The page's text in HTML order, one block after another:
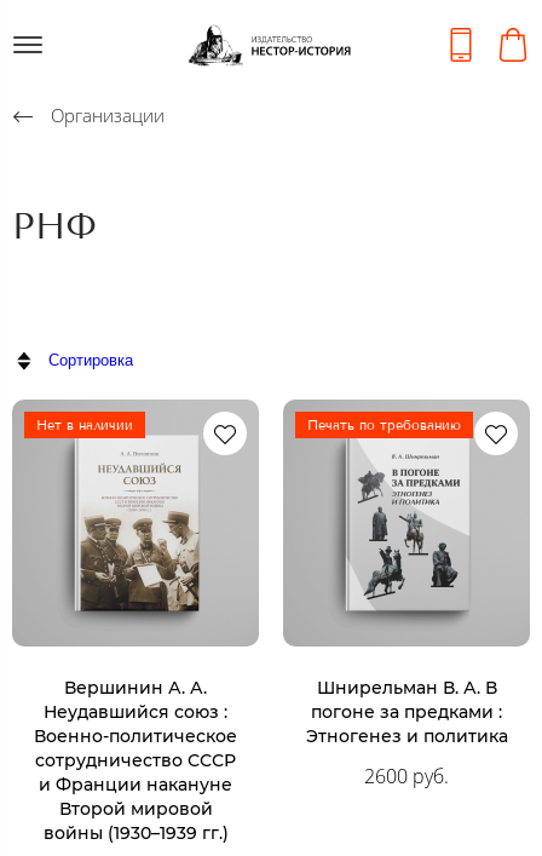
Организации
РНФ
Сортировка
Нет в наличии
Вершинин А. А.
Неудавшийся союз :
Военно-политическое
сотрудничество СССР
и Франции накануне
Второй мировой
войны (1930–1939 гг.)
Печать по требованию
Шнирельман В. А. В
погоне за предками :
Этногенез и политика
2600 руб.